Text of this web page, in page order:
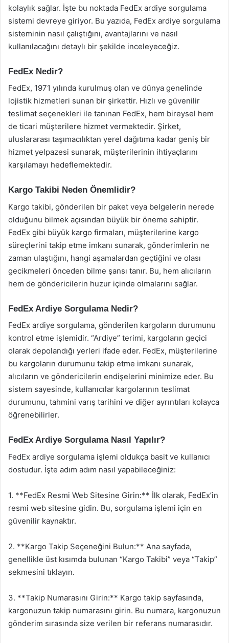
kolaylık sağlar. İşte bu noktada FedEx ardiye sorgulama
sistemi devreye giriyor. Bu yazıda, FedEx ardiye sorgulama
sisteminin nasıl çalıştığını, avantajlarını ve nasıl
kullanılacağını detaylı bir şekilde inceleyeceğiz.
FedEx Nedir?
FedEx, 1971 yılında kurulmuş olan ve dünya genelinde
lojistik hizmetleri sunan bir şirkettir. Hızlı ve güvenilir
teslimat seçenekleri ile tanınan FedEx, hem bireysel hem
de ticari müşterilere hizmet vermektedir. Şirket,
uluslararası taşımacılıktan yerel dağıtıma kadar geniş bir
hizmet yelpazesi sunarak, müşterilerinin ihtiyaçlarını
karşılamayı hedeflemektedir.
Kargo Takibi Neden Önemlidir?
Kargo takibi, gönderilen bir paket veya belgelerin nerede
olduğunu bilmek açısından büyük bir öneme sahiptir.
FedEx gibi büyük kargo firmaları, müşterilerine kargo
süreçlerini takip etme imkanı sunarak, gönderimlerin ne
zaman ulaştığını, hangi aşamalardan geçtiğini ve olası
gecikmeleri önceden bilme şansı tanır. Bu, hem alıcıların
hem de göndericilerin huzur içinde olmalarını sağlar.
FedEx Ardiye Sorgulama Nedir?
FedEx ardiye sorgulama, gönderilen kargoların durumunu
kontrol etme işlemidir. “Ardiye” terimi, kargoların geçici
olarak depolandığı yerleri ifade eder. FedEx, müşterilerine
bu kargoların durumunu takip etme imkanı sunarak,
alıcıların ve göndericilerin endişelerini minimize eder. Bu
sistem sayesinde, kullanıcılar kargolarının teslimat
durumunu, tahmini varış tarihini ve diğer ayrıntıları kolayca
öğrenebilirler.
FedEx Ardiye Sorgulama Nasıl Yapılır?
FedEx ardiye sorgulama işlemi oldukça basit ve kullanıcı
dostudur. İşte adım adım nasıl yapabileceğiniz:
1. **FedEx Resmi Web Sitesine Girin:** İlk olarak, FedEx’in
resmi web sitesine gidin. Bu, sorgulama işlemi için en
güvenilir kaynaktır.
2. **Kargo Takip Seçeneğini Bulun:** Ana sayfada,
genellikle üst kısımda bulunan “Kargo Takibi” veya “Takip”
sekmesini tıklayın.
3. **Takip Numarasını Girin:** Kargo takip sayfasında,
kargonuzun takip numarasını girin. Bu numara, kargonuzun
gönderim sırasında size verilen bir referans numarasıdır.